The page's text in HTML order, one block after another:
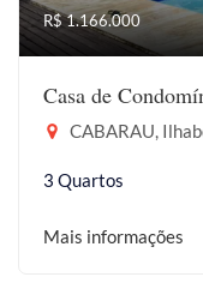
R$ 1.166.000
Casa de
CABARAU,
3 Quartos
Mais informações